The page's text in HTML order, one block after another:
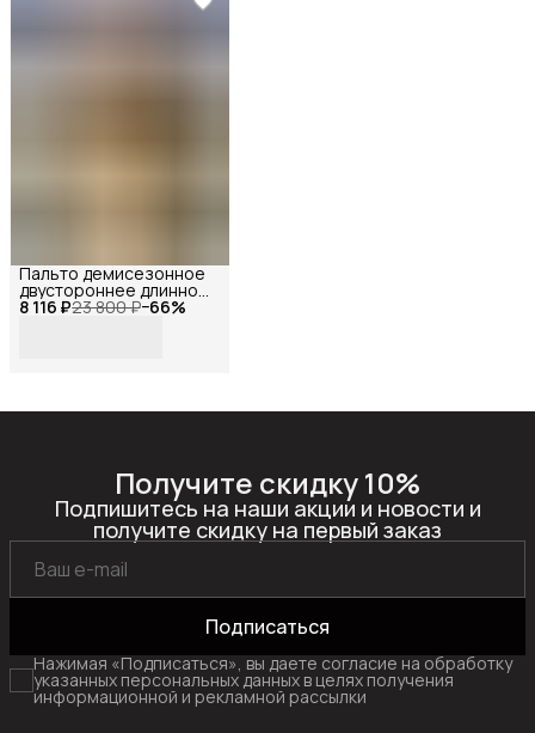
8 116 ₽23 800 ₽−66%
Пальто демисезонное
двустороннее длинное
оверсайз с мехом,
Получите скидку 10%
Подпишитесь на наши акции и новости и
получите скидку на первый заказ
Подписаться
Нажимая «Подписаться», вы даете согласие на обработку
указанных персональных данных в целях получения
информационной и рекламной рассылки